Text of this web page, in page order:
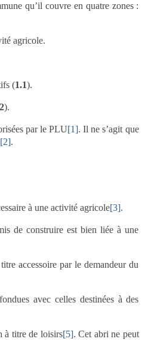
qu’il couvre en quatre zones :
agricole.
(1.1).
).
par le PLU[1]. Il ne s’agit que
[2].
à une activité agricole[3].
de construire est bien liée à une
accessoire par le demandeur du
avec celles destinées à des
à titre de loisirs[5]. Cet abri ne peut